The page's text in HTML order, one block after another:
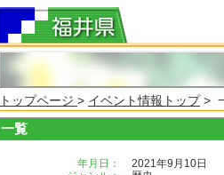
トップページ > イベント情報トップ>
一覧
年月日：
2021年9月10日